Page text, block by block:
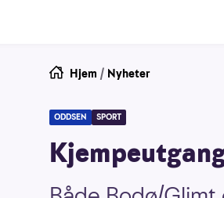
Hjem / Nyheter
ODDSEN SPORT